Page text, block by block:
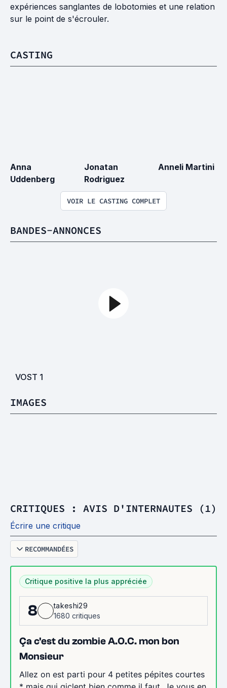
expériences sanglantes de lobotomies et une relation
sur le point de s'écrouler.
CASTING
Anna
Uddenberg
Jonatan
Rodriguez
Anneli Martini
VOIR LE CASTING COMPLET
BANDES-ANNONCES
VOST 1
IMAGES
CRITIQUES : AVIS D'INTERNAUTES (1)
Écrire une critique
RECOMMANDÉES
Critique positive la plus appréciée
8
takeshi29
1680 critiques
Ça c'est du zombie A.O.C. mon bon
Monsieur
Allez on est parti pour 4 petites pépites courtes